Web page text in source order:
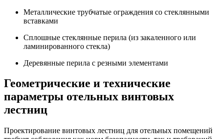
Металлические трубчатые ограждения со стеклянными
вставками
Сплошные стеклянные перила (из закаленного или
ламинированного стекла)
Деревянные перила с резными элементами
Геометрические и технические
параметры отельных винтовых
лестниц
Проектирование винтовых лестниц для отельных помещений